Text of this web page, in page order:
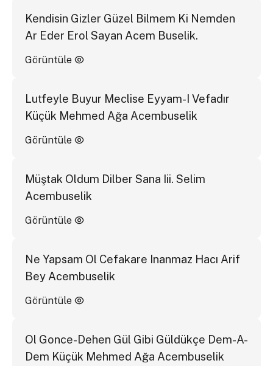
Kendisin Gizler Güzel Bilmem Ki Nemden
Ar Eder Erol Sayan Acem Buselik.
Görüntüle
Lutfeyle Buyur Meclise Eyyam-I Vefadır
Küçük Mehmed Ağa Acembuselik
Görüntüle
Müştak Oldum Dilber Sana Iii. Selim
Acembuselik
Görüntüle
Ne Yapsam Ol Cefakare Inanmaz Hacı Arif
Bey Acembuselik
Görüntüle
Ol Gonce-Dehen Gül Gibi Güldükçe Dem-A-
Dem Küçük Mehmed Ağa Acembuselik